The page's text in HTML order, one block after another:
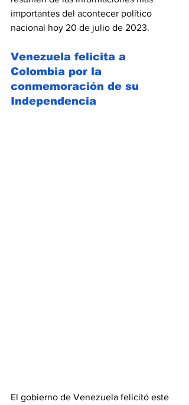
importantes del acontecer político
nacional hoy 20 de julio de 2023.
Venezuela felicita a
Colombia por la
conmemoración de su
Independencia
El gobierno de Venezuela felicitó este